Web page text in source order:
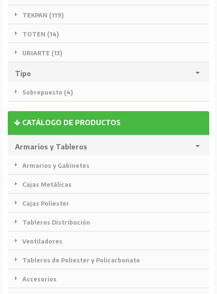
TEKPAN (119)
TOTEN (14)
URIARTE (13)
Tipo
Sobrepuesto (4)
CATÁLOGO DE PRODUCTOS
Armarios y Tableros
Armarios y Gabinetes
Cajas Metálicas
Cajas Poliester
Tableros Distribución
Ventiladores
Tableros de Poliester y Policarbonato
Accesorios